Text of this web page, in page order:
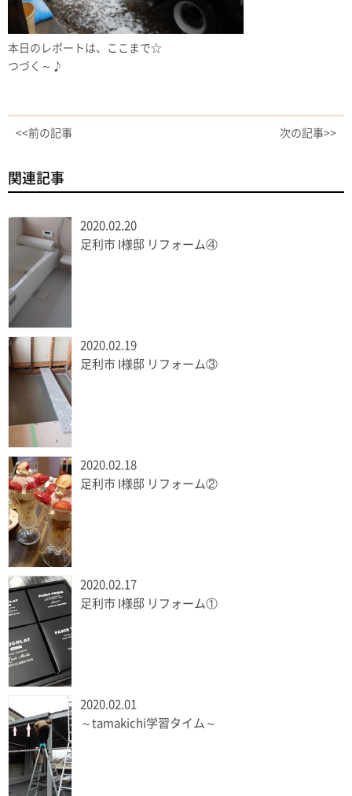
本日のレポートは、ここまで☆
つづく～♪
<<前の記事 次の記事>>
関連記事
2020.02.20
足利市 I様邸 リフォーム④
2020.02.19
足利市 I様邸 リフォーム③
2020.02.18
足利市 I様邸 リフォーム②
2020.02.17
足利市 I様邸 リフォーム①
2020.02.01
～tamakichi学習タイム～